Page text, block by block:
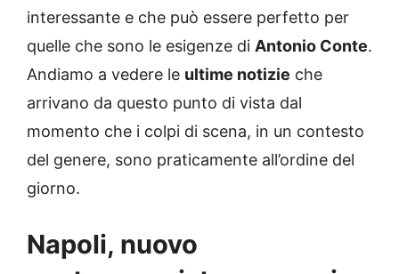
interessante e che può essere perfetto per
quelle che sono le esigenze di Antonio Conte.
Andiamo a vedere le ultime notizie che
arrivano da questo punto di vista dal
momento che i colpi di scena, in un contesto
del genere, sono praticamente all’ordine del
giorno.
Napoli, nuovo